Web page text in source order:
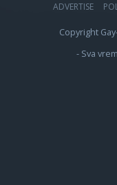
ADVERTISE
Copyright
- Sva